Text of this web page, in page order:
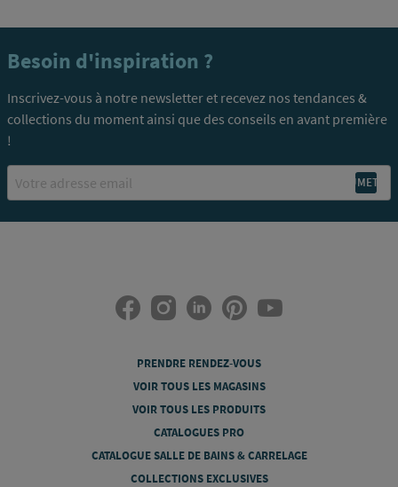
Besoin d'inspiration ?
Inscrivez-vous à notre newsletter et recevez nos tendances &
collections du moment ainsi que des conseils en avant première
!
Email
PRENDRE RENDEZ-VOUS
VOIR TOUS LES MAGASINS
VOIR TOUS LES PRODUITS
CATALOGUES PRO
CATALOGUE SALLE DE BAINS & CARRELAGE
COLLECTIONS EXCLUSIVES